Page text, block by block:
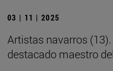
03 | 11 | 2025
Artistas navarros
destacado maestro